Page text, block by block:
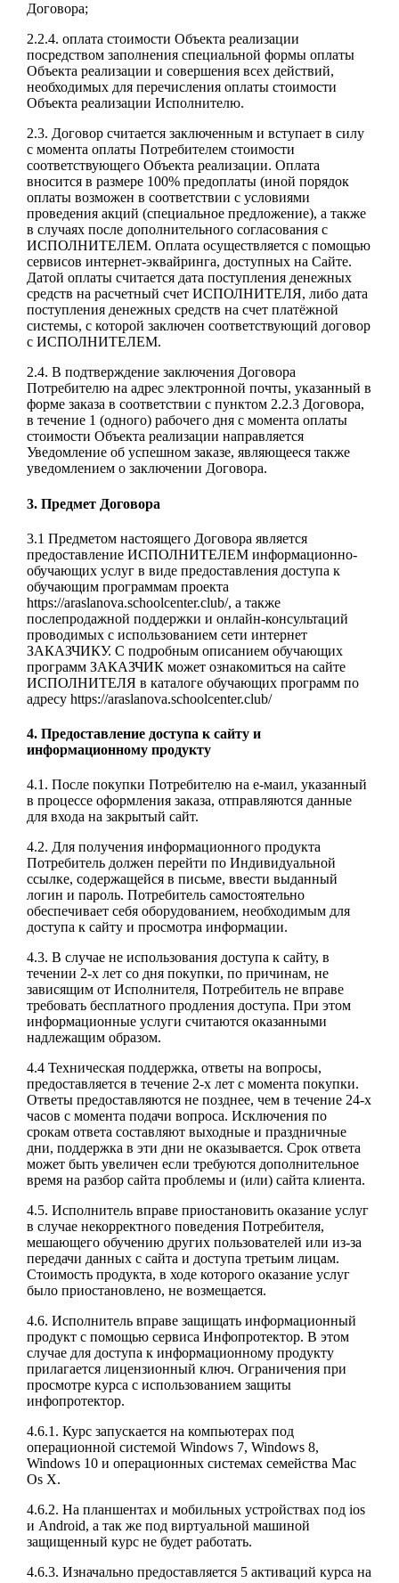
Договора;
2.2.4. оплата стоимости Объекта реализации
посредством заполнения специальной формы оплаты
Объекта реализации и совершения всех действий,
необходимых для перечисления оплаты стоимости
Объекта реализации Исполнителю.
2.3. Договор считается заключенным и вступает в силу
с момента оплаты Потребителем стоимости
соответствующего Объекта реализации. Оплата
вносится в размере 100% предоплаты (иной порядок
оплаты возможен в соответствии с условиями
проведения акций (специальное предложение), а также
в случаях после дополнительного согласования с
ИСПОЛНИТЕЛЕМ. Оплата осуществляется с помощью
сервисов интернет-эквайринга, доступных на Сайте.
Датой оплаты считается дата поступления денежных
средств на расчетный счет ИСПОЛНИТЕЛЯ, либо дата
поступления денежных средств на счет платёжной
системы, с которой заключен соответствующий договор
с ИСПОЛНИТЕЛЕМ.
2.4. В подтверждение заключения Договора
Потребителю на адрес электронной почты, указанный в
форме заказа в соответствии с пунктом 2.2.3 Договора,
в течение 1 (одного) рабочего дня с момента оплаты
стоимости Объекта реализации направляется
Уведомление об успешном заказе, являющееся также
уведомлением о заключении Договора.
3. Предмет Договора
3.1 Предметом настоящего Договора является
предоставление ИСПОЛНИТЕЛЕМ информационно-
обучающих услуг в виде предоставления доступа к
обучающим программам проекта
https://araslanova.schoolcenter.club/, а также
послепродажной поддержки и онлайн-консультаций
проводимых с использованием сети интернет
ЗАКАЗЧИКУ. С подробным описанием обучающих
программ ЗАКАЗЧИК может ознакомиться на сайте
ИСПОЛНИТЕЛЯ в каталоге обучающих программ по
адресу https://araslanova.schoolcenter.club/
4. Предоставление доступа к сайту и
информационному продукту
4.1. После покупки Потребителю на е-маил, указанный
в процессе оформления заказа, отправляются данные
для входа на закрытый сайт.
4.2. Для получения информационного продукта
Потребитель должен перейти по Индивидуальной
ссылке, содержащейся в письме, ввести выданный
логин и пароль. Потребитель самостоятельно
обеспечивает себя оборудованием, необходимым для
доступа к сайту и просмотра информации.
4.3. В случае не использования доступа к сайту, в
течении 2-х лет со дня покупки, по причинам, не
зависящим от Исполнителя, Потребитель не вправе
требовать бесплатного продления доступа. При этом
информационные услуги считаются оказанными
надлежащим образом.
4.4 Техническая поддержка, ответы на вопросы,
предоставляется в течение 2-х лет с момента покупки.
Ответы предоставляются не позднее, чем в течение 24-х
часов с момента подачи вопроса. Исключения по
срокам ответа составляют выходные и праздничные
дни, поддержка в эти дни не оказывается. Срок ответа
может быть увеличен если требуются дополнительное
время на разбор сайта проблемы и (или) сайта клиента.
4.5. Исполнитель вправе приостановить оказание услуг
в случае некорректного поведения Потребителя,
мешающего обучению других пользователей или из-за
передачи данных с сайта и доступа третьим лицам.
Стоимость продукта, в ходе которого оказание услуг
было приостановлено, не возмещается.
4.6. Исполнитель вправе защищать информационный
продукт с помощью сервиса Инфопротектор. В этом
случае для доступа к информационному продукту
прилагается лицензионный ключ. Ограничения при
просмотре курса с использованием защиты
инфопротектор.
4.6.1. Курс запускается на компьютерах под
операционной системой Windows 7, Windows 8,
Windows 10 и операционных системах семейства Mac
Os X.
4.6.2. На планшентах и мобильных устройствах под ios
и Android, а так же под виртуальной машиной
защищенный курс не будет работать.
4.6.3. Изначально предоставляется 5 активаций курса на